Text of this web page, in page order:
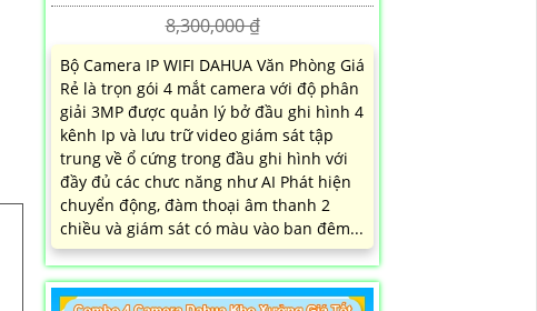
8,300,000 ₫
Bộ Camera IP WIFI DAHUA Văn Phòng Giá
Rẻ là trọn gói 4 mắt camera với độ phân
giải 3MP được quản lý bở đầu ghi hình 4
kênh Ip và lưu trữ video giám sát tập
trung về ổ cứng trong đầu ghi hình với
đầy đủ các chưc năng như AI Phát hiện
chuyển động, đàm thoại âm thanh 2
chiều và giám sát có màu vào ban đêm...